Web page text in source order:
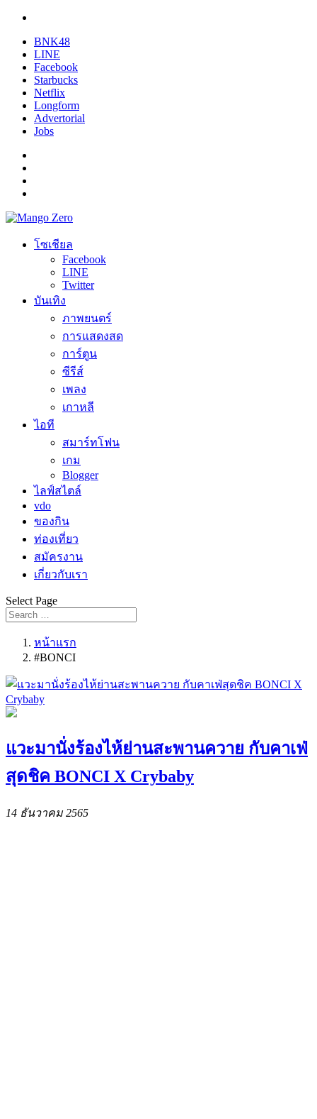
BNK48
LINE
Facebook
Starbucks
Netflix
Longform
Advertorial
Jobs
โซเชียล
Facebook
LINE
Twitter
บันเทิง
ภาพยนตร์
การแสดงสด
การ์ตูน
ซีรีส์
เพลง
เกาหลี
ไอที
สมาร์ทโฟน
เกม
Blogger
ไลฟ์สไตล์
vdo
ของกิน
ท่องเที่ยว
สมัครงาน
เกี่ยวกับเรา
Select Page
หน้าแรก
#BONCI
แวะมานั่งร้องไห้ย่านสะพานควาย กับคาเฟ่
สุดชิค BONCI X Crybaby
14 ธันวาคม 2565